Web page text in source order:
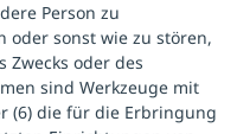
Person zu
oder sonst wie zu stören,
Zwecks oder des
sind Werkzeuge mit
(6) die für die Erbringung